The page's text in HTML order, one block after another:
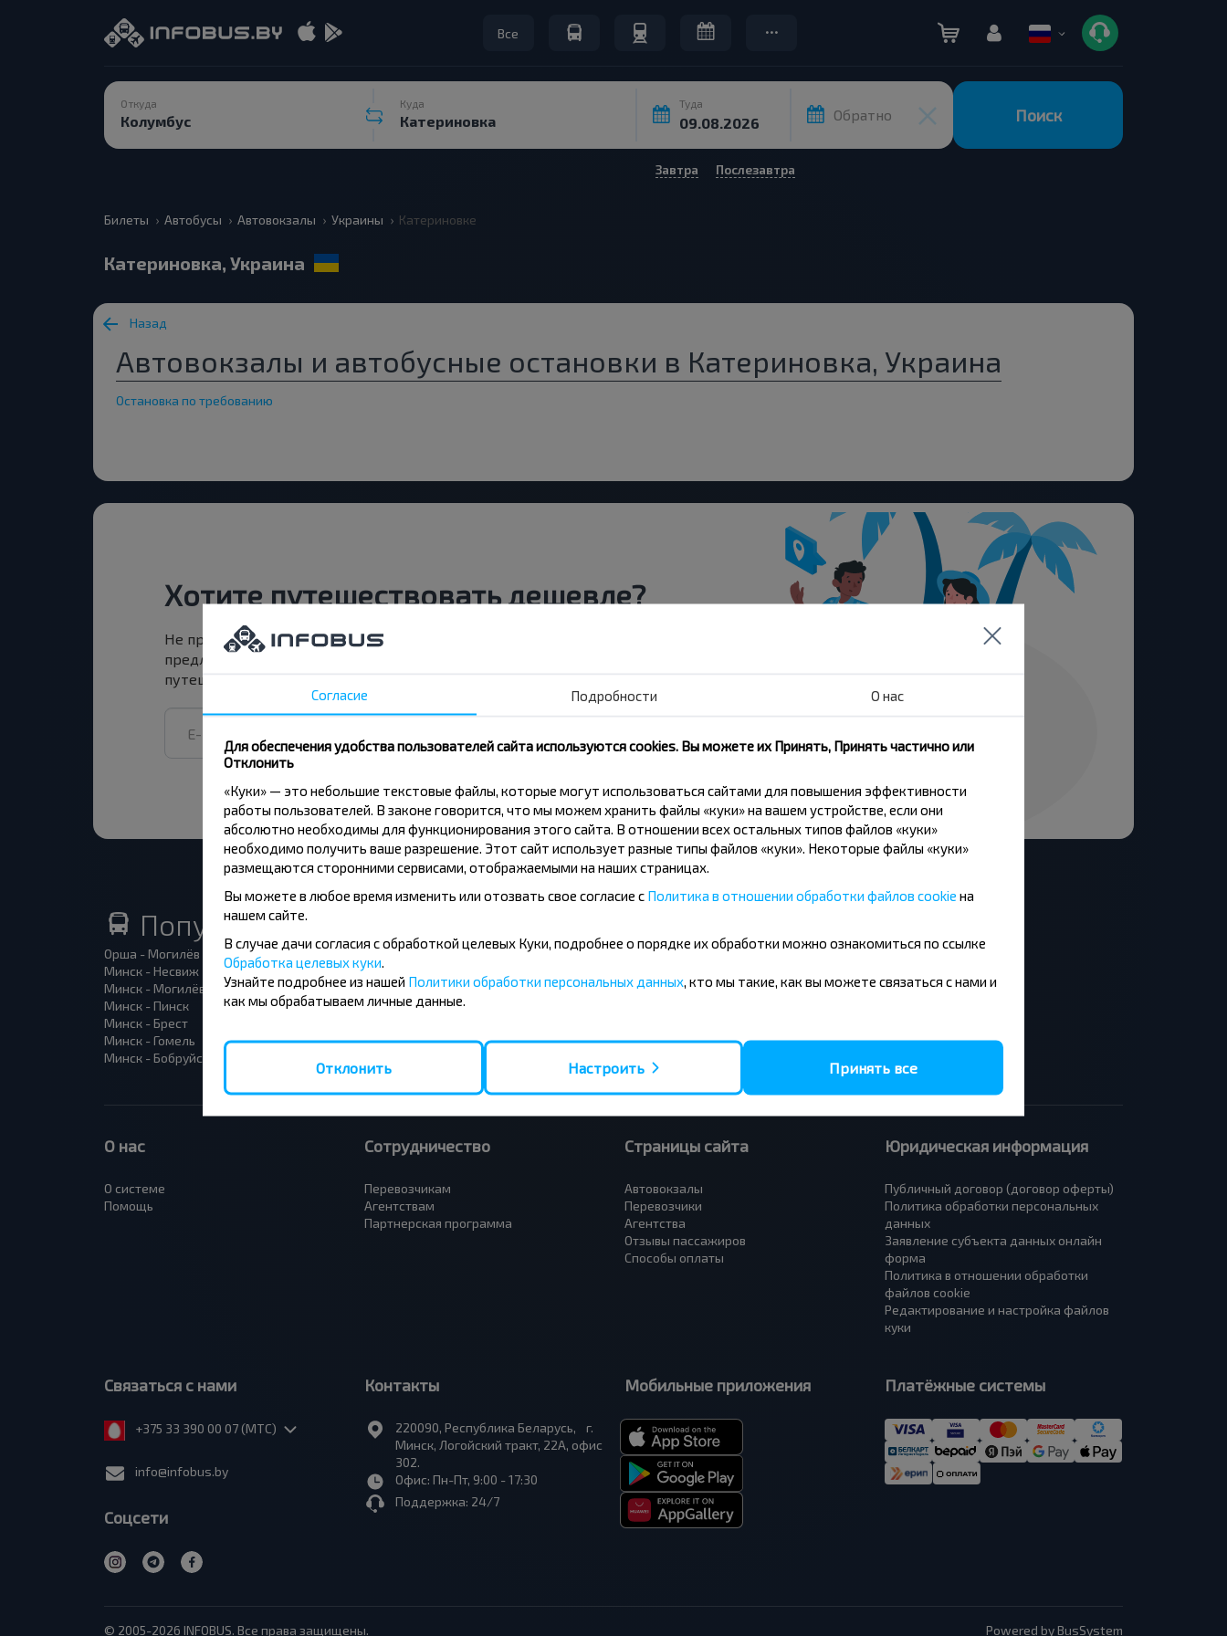
Все
Откуда Куда Туда
Обратно Поиск
Завтра Послезавтра
Билеты Автобусы Автовокзалы Украины Катериновке
Катериновка, Украина
Назад
Автовокзалы и автобусные остановки в Катериновка, Украина
Остановка по требованию
Хотите путешествовать дешевле?
Не пропусти специальные акции, скидки и другие интересные
предложения INFOBUS. Подпишись на получение новостей и
путешествуй с нами дешевле!
Популярные автобусные направления
Орша - Могилёв
Минск - Несвиж
Минск - Могилёв
Минск - Пинск
Минск - Брест
Минск - Гомель
Минск - Бобруйск
Минск - Барановичи
Гомель - Минск
Брест - Тересполь
Брест - Беловежская Пуща
Варшава - Минск
Вильнюс - Минск
Полоцк - Рига
Минск - Варшава
Москва - Барановичи
Брест - Люблин
О нас
О системе
Помощь
Сотрудничество
Перевозчикам
Агентствам
Партнерская программа
Страницы сайта
Автовокзалы
Перевозчики
Агентства
Отзывы пассажиров
Способы оплаты
Юридическая информация
Публичный договор (договор оферты)
Политика обработки персональных
данных
Заявление субъекта данных онлайн
форма
Политика в отношении обработки
файлов cookie
Редактирование и настройка файлов
куки
Связаться с нами
+375 33 390 00 07 (МТС)
info@infobus.by
Соцсети
Контакты
220090, Республика Беларусь, г.
Минск, Логойский тракт, 22А, офис
302.
Офис: Пн-Пт, 9:00 - 17:30
Поддержка: 24/7
Мобильные приложения Платёжные системы
© 2005-2026 INFOBUS. Все права защищены. Powered by BusSystem
Согласие Подробности О нас
Для обеспечения удобства пользователей сайта используются cookies. Вы можете их Принять, Принять частично или
Отклонить
«Куки» — это небольшие текстовые файлы, которые могут использоваться сайтами для повышения эффективности
работы пользователей. В законе говорится, что мы можем хранить файлы «куки» на вашем устройстве, если они
абсолютно необходимы для функционирования этого сайта. В отношении всех остальных типов файлов «куки»
необходимо получить ваше разрешение. Этот сайт использует разные типы файлов «куки». Некоторые файлы «куки»
размещаются сторонними сервисами, отображаемыми на наших страницах.
Вы можете в любое время изменить или отозвать свое согласие с Политика в отношении обработки файлов cookie на
нашем сайте.
В случае дачи согласия с обработкой целевых Куки, подробнее о порядке их обработки можно ознакомиться по ссылке
Обработка целевых куки
Узнайте подробнее из нашей Политики обработки персональных данных , кто мы такие, как вы можете связаться с нами и
как мы обрабатываем личные данные.
Отклонить Настроить Принять все